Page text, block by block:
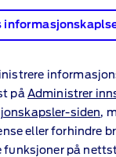
på Administrer
siden,
eller forhindre
funksjoner på